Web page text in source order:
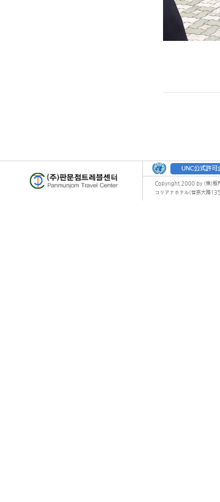
Copyright 2000 by (株)板
コリアナホテル(世宗大路